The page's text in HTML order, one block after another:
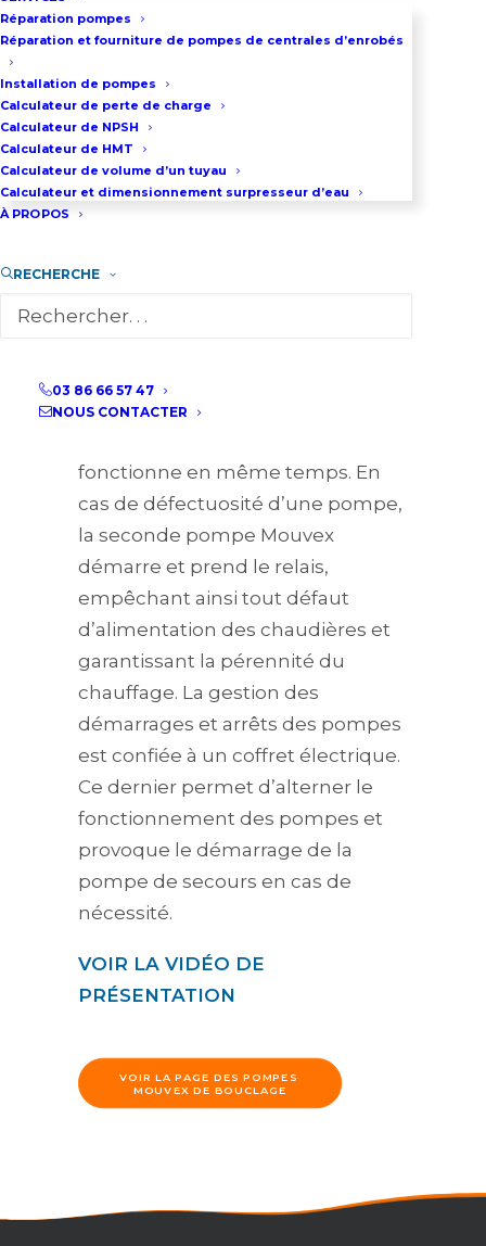
Réparation pompes
Réparation et fourniture de pompes de centrales d’enrobés
Installation de pompes
Calculateur de perte de charge
Calculateur de NPSH
Calculateur de HMT
Calculateur de volume d’un tuyau
Calculateur et dimensionnement surpresseur d’eau
À PROPOS
RECHERCHE
03 86 66 57 47
NOUS CONTACTER
2 vannes de refoulement
2 vannes d’aspiration
2 préfiltres de protection de
pompe
1 manomètre équipé de sa vanne
d’arrêt
Pompe Mouvex de bouclage fuel
L’intérêt principal du groupe
double est : « la sécurité ».
Normal – Secours. Cela signifie
fonctionne en même temps. En
cas de défectuosité d’une pompe,
la seconde pompe Mouvex
démarre et prend le relais,
empêchant ainsi tout défaut
d’alimentation des chaudières et
garantissant la pérennité du
chauffage. La gestion des
démarrages et arrêts des pompes
est confiée à un coffret électrique.
Ce dernier permet d’alterner le
fonctionnement des pompes et
provoque le démarrage de la
pompe de secours en cas de
nécessité.
VOIR LA VIDÉO DE
PRÉSENTATION
VOIR LA PAGE DES POMPES
MOUVEX DE BOUCLAGE